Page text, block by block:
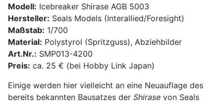
Modell: Icebreaker Shirase AGB 5003
Hersteller: Seals Models (Interallied/Foresight)
Maßstab: 1/700
Material: Polystyrol (Spritzguss), Abziehbilder
Art.Nr.: SMP013-4200
Preis: ca. 25 € (bei Hobby Link Japan)
Einige werden hier vielleicht an eine Neuauflage des
bereits bekannten Bausatzes der Shirase von Seals